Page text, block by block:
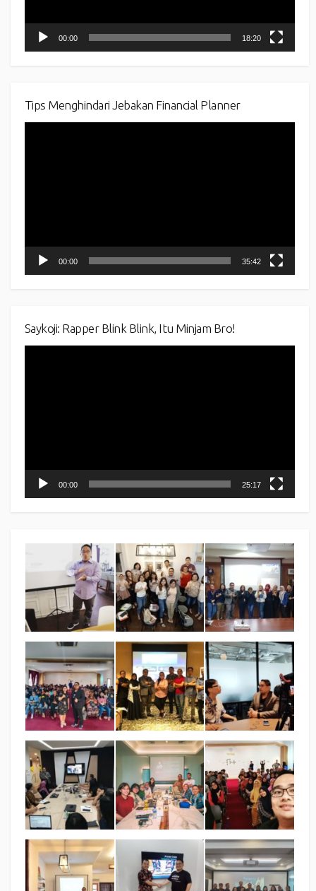
00:00 18:20
Tips Menghindari Jebakan Financial Planner
00:00 35:42
Saykoji: Rapper Blink Blink, Itu Minjam Bro!
00:00 25:17